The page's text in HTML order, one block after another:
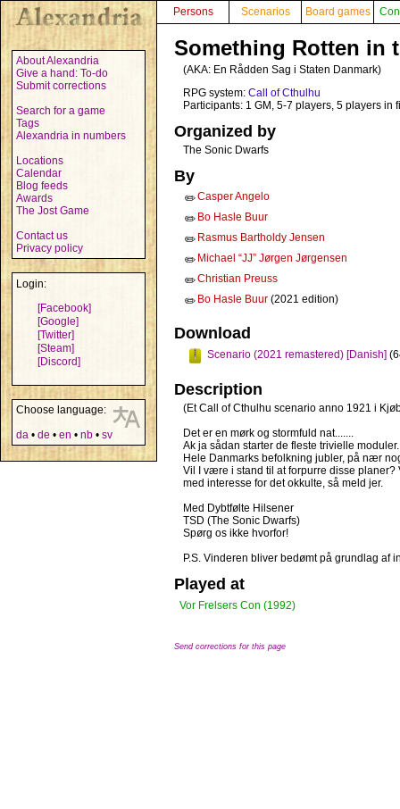
About Alexandria
Give a hand: To-do
Submit corrections
Search for a game
Tags
Alexandria in numbers
Locations
Calendar
Blog feeds
Awards
The Jost Game
Contact us
Privacy policy
Login:
[Facebook]
[Google]
[Twitter]
[Steam]
[Discord]
Choose language:
da • de • en • nb • sv
Persons Scenarios Board games
Something Rotten in
(AKA: En Rådden Sag i Staten Danmark)
RPG system: Call of Cthulhu
Participants: 1 GM, 5-7 players, 5 players in
Organized by
The Sonic Dwarfs
By
✏️Casper Angelo
✏️ Bo Hasle Buur
✏️ Rasmus Bartholdy Jensen
✏️ Michael “JJ” Jørgen Jørgensen
✏️Christian Preuss
✏️ Bo Hasle Buur (2021 edition)
Download
Scenario (2021 remastered) [Danish]
Description
(Et Call of Cthulhu scenario anno 1921 i
Det er en mørk og stormfuld nat.......
Ak ja sådan starter de fleste trivielle
Hele Danmarks befolkning jubler, på nær
Vil I være i stand til at forpurre disse
med interesse for det okkulte, så meld jer.
Med Dybtfølte Hilsener
TSD (The Sonic Dwarfs)
Spørg os ikke hvorfor!
P.S. Vinderen bliver bedømt på grundlag af
Played at
Vor Frelsers Con (1992)
Send corrections for this page